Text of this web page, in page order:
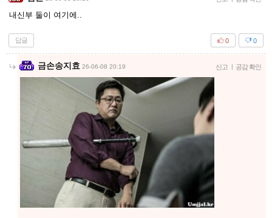
내신부 둘이 여기에..
답글 0
0
금손송지효 26-06-08 20:19 신고 | 공감 확인